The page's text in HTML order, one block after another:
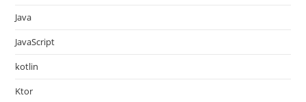
Java
JavaScript
kotlin
Ktor